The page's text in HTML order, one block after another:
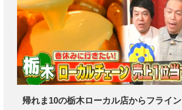
帰れま10の栃木ローカル店からフライン